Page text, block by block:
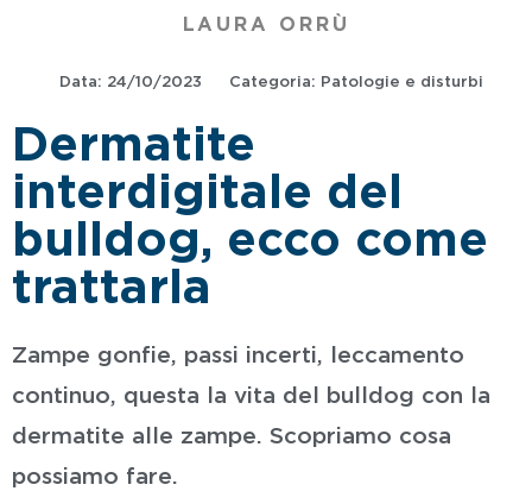
LAURA ORRÙ
Data: 24/10/2023 Categoria: Patologie e disturbi
Dermatite
interdigitale del
bulldog, ecco come
trattarla
Zampe gonfie, passi incerti, leccamento
continuo, questa la vita del bulldog con la
dermatite alle zampe. Scopriamo cosa
possiamo fare.